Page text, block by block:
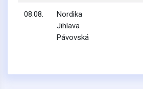
08.08.
Nordika
Jihlava
Pávovská